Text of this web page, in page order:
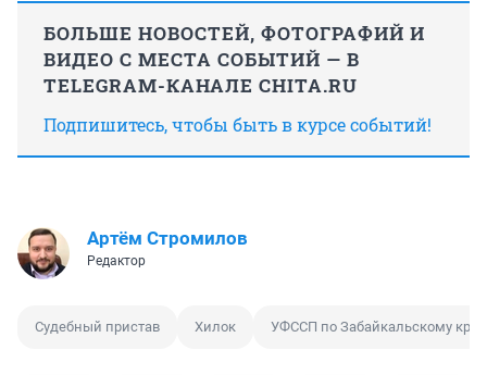
БОЛЬШЕ НОВОСТЕЙ, ФОТОГРАФИЙ И
ВИДЕО С МЕСТА СОБЫТИЙ — В
TELEGRAM-КАНАЛЕ CHITA.RU
Подпишитесь, чтобы быть в курсе событий!
Артём Стромилов
Редактор
Судебный пристав Хилок УФССП по Забайкальскому